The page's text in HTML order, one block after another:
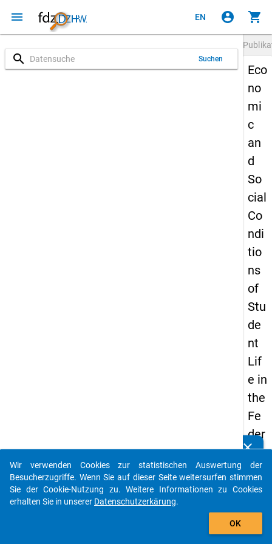
menu EN account_circle shopping_cart
search Suchen
Eco
no
mi
c
an
d
So
cial
Co
ndi
tio
ns
of
Stu
de
nt
Lif
e in
the
Fe
der
al
Re
pu
clear
Kennen Sie Publikationen, die auf Basis unserer
Datenpakete entstanden sind? Dann teilen Sie uns diese
bitte mit...
auto_stories
Wir verwenden Cookies zur statistischen Auswertung der
Besucherzugriffe. Wenn Sie auf dieser Seite weitersurfen stimmen
Sie der Cookie-Nutzung zu. Weitere Informationen zu Cookies
erhalten Sie in unserer Datenschutzerkärung.
OK